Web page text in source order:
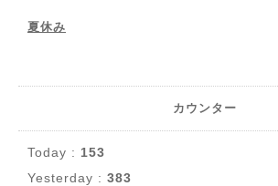
夏休み
カウンター
Today : 153
Yesterday : 383